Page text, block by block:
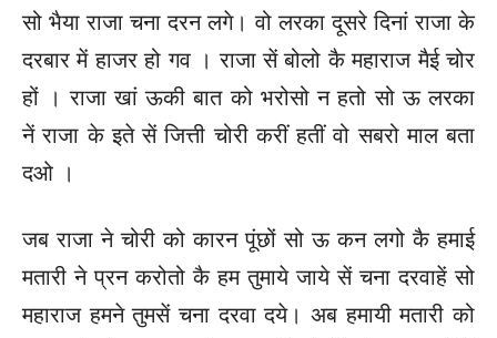
सो भैया राजा चना दरन लगे। वो लरका दूसरे दिनां राजा के
दरबार में हाजर हो गव । राजा सें बोलो कै महाराज मैई चोर
हों । राजा खां ऊकी बात को भरोसो न हतो सो ऊ लरका
नें राजा के इते सें जित्ती चोरी करीं हतीं वो सबरो माल बता
दओ ।
जब राजा ने चोरी को कारन पूंछों सो ऊ कन लगो कै हमाई
मतारी ने प्रन करोतो कै हम तुमाये जाये सें चना दरवाहें सो
महाराज हमने तुमसें चना दरवा दये। अब हमायी मतारी को